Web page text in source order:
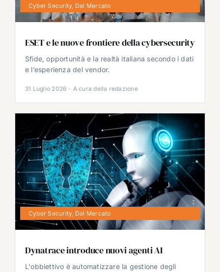
Cyber Security, Dal Mercato
ESET e le nuove frontiere della cybersecurity
Sfide, opportunità e la realtà italiana secondo i dati
e l’esperienza del vendor.
31 Luglio 2026 · A cura della redazione
Cyber Security, Dal Mercato
Dynatrace introduce nuovi agenti AI
L'obbiettivo è automatizzare la gestione degli